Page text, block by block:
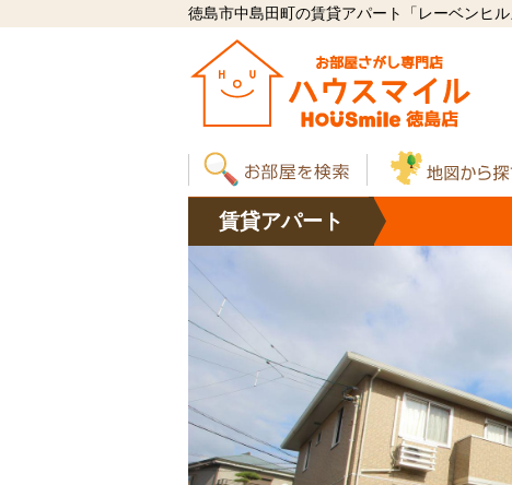
徳島市中島田町の賃貸アパート「レーベンヒル
賃貸アパート